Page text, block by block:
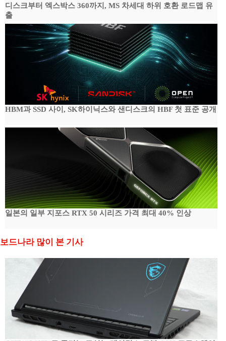
디스크부터 엑스박스 360까지, MS 차세대 하위 호환 로드맵 유
출
HBM과 SSD 사이, SK하이닉스와 샌디스크의 HBF 첫 표준 공개
일본의 일부 지포스 RTX 50 시리즈 가격 최대 40% 인상
보드나라 많이 본 기사